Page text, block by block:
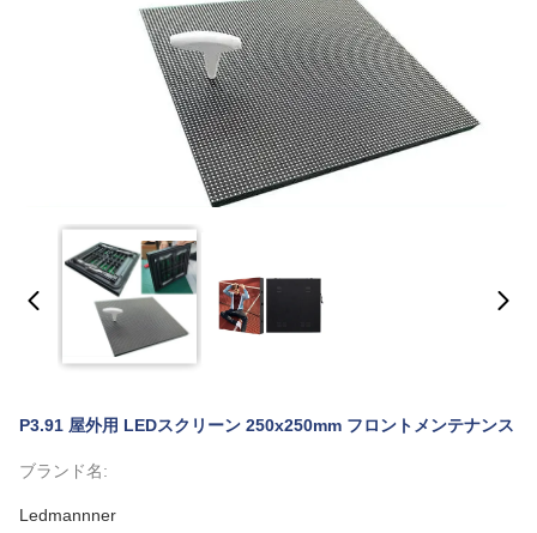
P3.91 屋外用 LEDスクリーン 250x250mm フロントメンテナンス
ブランド名:
Ledmannner